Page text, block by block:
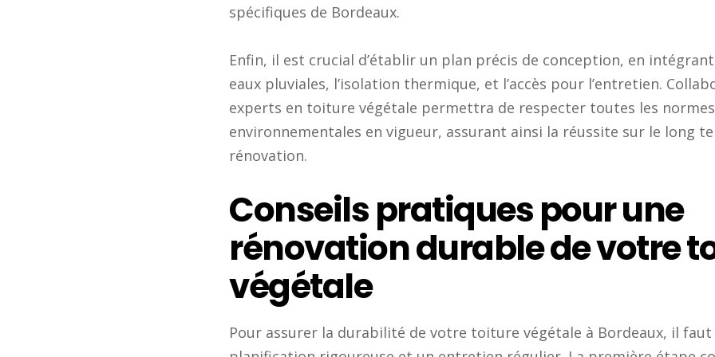
spécifiques de Bordeaux.
Enfin, il est crucial d’établir un plan précis de conception, en
eaux pluviales, l’isolation thermique, et l’accès pour l’entretien.
experts en toiture végétale permettra de respecter toutes les
environnementales en vigueur, assurant ainsi la réussite sur le long
rénovation.
Conseils pratiques pour une
rénovation durable de votre
végétale
Pour assurer la durabilité de votre toiture végétale à Bordeaux, il
9 Rue de Condé, 33000 Bordeaux, France
Home
Nos Prestations